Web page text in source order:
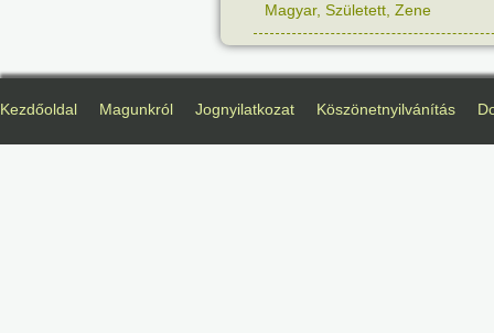
Magyar, Született Zene
Kezdőoldal Magunkról Jognyilatkozat Köszönetnyilvánítás